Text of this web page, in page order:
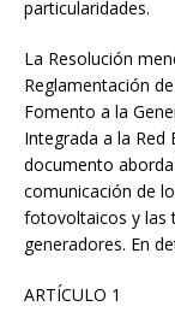
particularidades.
La Resolución
Reglamentación
Fomento a la
Integrada a la Red
documento
comunicación de
fotovoltaicos y las
generadores. En
ARTÍCULO 1